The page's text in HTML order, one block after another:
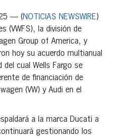
— (NOTICIAS NEWSWIRE)
(VWFS), la división de
Group of America, y
hoy su acuerdo multianual
cual Wells Fargo se
de financiación de
(VW) y Audi en el
a la marca Ducati a
gestionando los